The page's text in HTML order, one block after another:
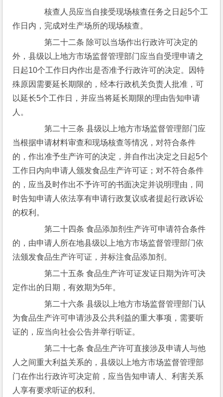
核查人员应当自接受现场核查任务之日起5个工
作日内，完成对生产场所的现场核查。
第二十二条 除可以当场作出行政许可决定的
外，县级以上地方市场监督管理部门应当自受理申请之
日起10个工作日内作出是否准予行政许可的决定。因特
殊原因需要延长期限的，经本行政机关负责人批准，可
以延长5个工作日，并应当将延长期限的理由告知申请
人。
第二十三条 县级以上地方市场监督管理部门应
当根据申请材料审查和现场核查等情况，对符合条件
的，作出准予生产许可的决定，并自作出决定之日起5个
工作日内向申请人颁发食品生产许可证；对不符合条件
的，应当及时作出不予许可的书面决定并说明理由，同
时告知申请人依法享有申请行政复议或者提起行政诉讼
的权利。
第二十四条 食品添加剂生产许可申请符合条件
的，由申请人所在地县级以上地方市场监督管理部门依
法颁发食品生产许可证，并标注食品添加剂。
第二十五条 食品生产许可证发证日期为许可决
定作出的日期，有效期为5年。
第二十六条 县级以上地方市场监督管理部门认
为食品生产许可申请涉及公共利益的重大事项，需要听
证的，应当向社会公告并举行听证。
第二十七条 食品生产许可直接涉及申请人与他
人之间重大利益关系的，县级以上地方市场监督管理部
门在作出行政许可决定前，应当告知申请人、利害关系
人享有要求听证的权利。